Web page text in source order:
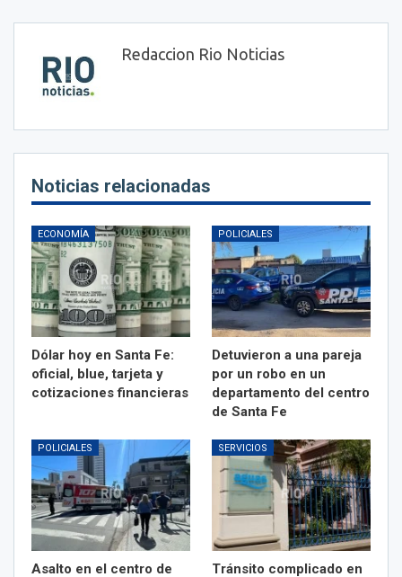
Redaccion Rio Noticias
Noticias relacionadas
ECONOMÍA
Dólar hoy en Santa Fe:
oficial, blue, tarjeta y
cotizaciones financieras
POLICIALES
Detuvieron a una pareja
por un robo en un
departamento del centro
de Santa Fe
POLICIALES
Asalto en el centro de
SERVICIOS
Tránsito complicado en